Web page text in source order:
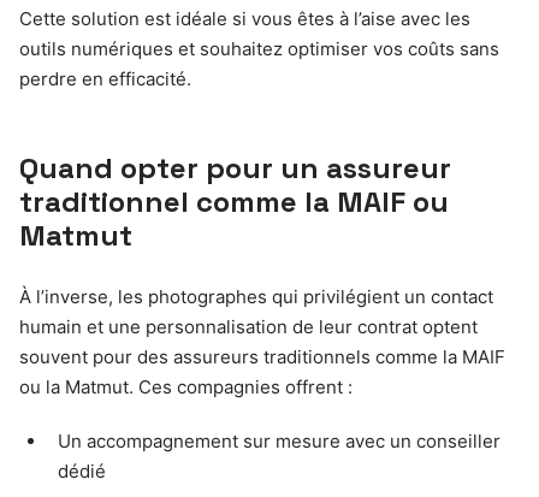
Cette solution est idéale si vous êtes à l’aise avec les
outils numériques et souhaitez optimiser vos coûts sans
perdre en efficacité.
Quand opter pour un assureur
traditionnel comme la MAIF ou
Matmut
À l’inverse, les photographes qui privilégient un contact
humain et une personnalisation de leur contrat optent
souvent pour des assureurs traditionnels comme la MAIF
ou la Matmut. Ces compagnies offrent :
Un accompagnement sur mesure avec un conseiller
dédié